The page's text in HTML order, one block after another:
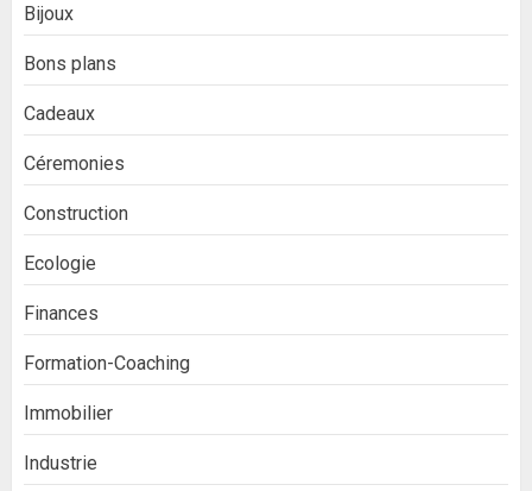
Bijoux
Bons plans
Cadeaux
Céremonies
Construction
Ecologie
Finances
Formation-Coaching
Immobilier
Industrie